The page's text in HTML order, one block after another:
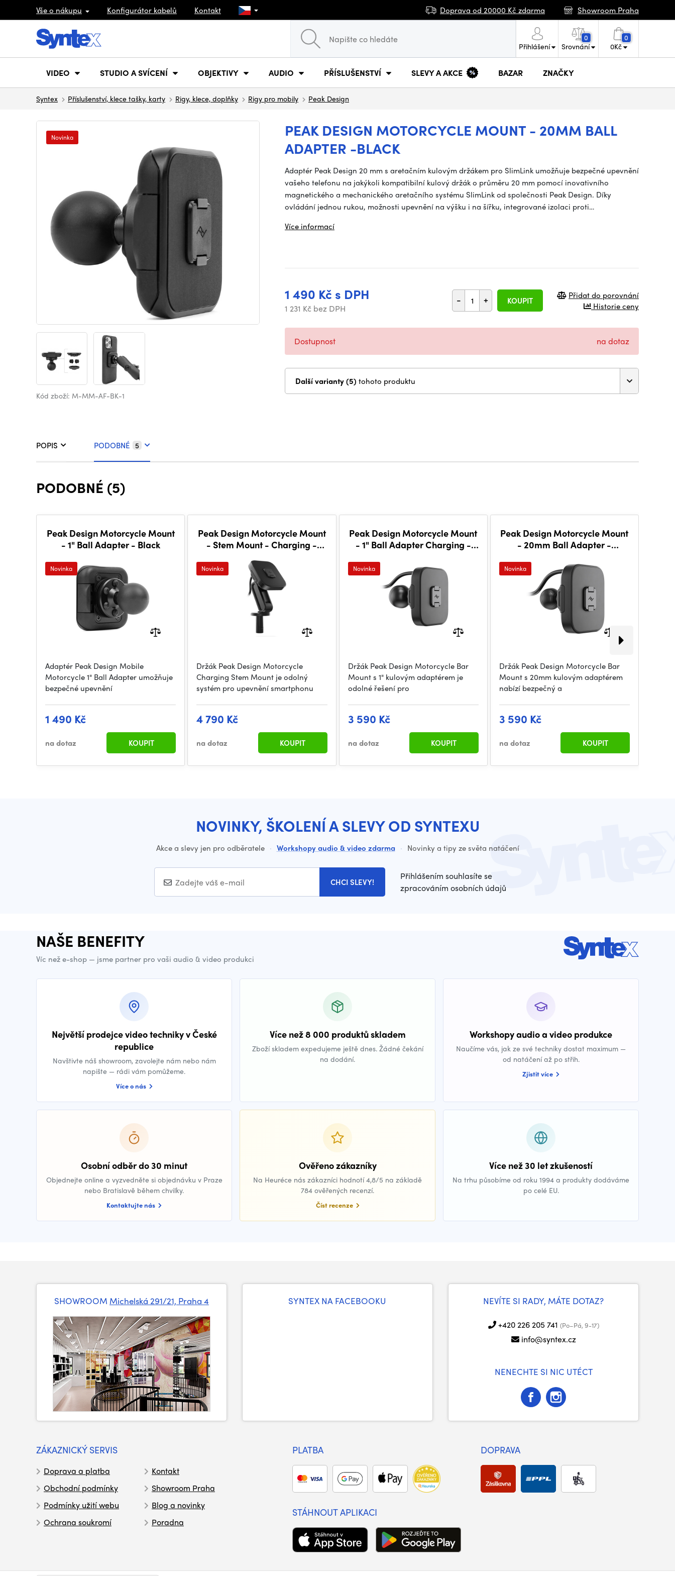
Vše o nákupu Konfigurátor kabelů Kontakt Doprava od 20000 Kč zdarma Showroom Praha
Přihlášení
0
Srovnání
0
0Kč
VIDEO STUDIO A SVÍCENÍ OBJEKTIVY AUDIO PŘÍSLUŠENSTVÍ SLEVY A AKCE BAZAR ZNAČKY
Syntex Příslušenství, klece tašky, karty Rigy, klece, doplňky Rigy pro mobily Peak Design
PEAK DESIGN MOTORCYCLE MOUNT - 20MM BALL
ADAPTER -BLACK
Novinka
Kód zboží: M-MM-AF-BK-1
Adaptér Peak Design 20 mm s aretačním kulovým držákem pro SlimLink umožňuje bezpečné upevnění
vašeho telefonu na jakýkoli kompatibilní kulový držák o průměru 20 mm pomocí inovativního
magnetického a mechanického aretačního systému SlimLink od společnosti Peak Design. Díky
ovládání jednou rukou, možnosti upevnění na výšku i na šířku, integrované izolaci proti…
Více informací
1 490 Kč s DPH
1 231 Kč bez DPH
- + KOUPIT
Přidat do porovnání
Historie ceny
Dostupnost na dotaz
Další varianty (5) tohoto produktu
POPIS PODOBNÉ 5
PODOBNÉ (5)
Peak Design Motorcycle Mount
- 1" Ball Adapter - Black
Novinka
Adaptér Peak Design Mobile
Motorcycle 1" Ball Adapter umožňuje
bezpečné upevnění
1 490 Kč
na dotaz KOUPIT
Peak Design Motorcycle Mount
- Stem Mount - Charging -
Novinka
Držák Peak Design Motorcycle
Charging Stem Mount je odolný
systém pro upevnění smartphonu
4 790 Kč
na dotaz KOUPIT
Peak Design Motorcycle Mount
- 1" Ball Adapter Charging -
Novinka
Držák Peak Design Motorcycle Bar
Mount s 1" kulovým adaptérem je
odolné řešení pro
3 590 Kč
na dotaz KOUPIT
Peak Design Motorcycle Mount
- 20mm Ball Adapter -
Novinka
Držák Peak Design Motorcycle Bar
Mount s 20mm kulovým adaptérem
nabízí bezpečný a
3 590 Kč
na dotaz KOUPIT
NOVINKY, ŠKOLENÍ A SLEVY OD SYNTEXU
Akce a slevy jen pro odběratele · Workshopy audio & video zdarma · Novinky a tipy ze světa natáčení
CHCI SLEVY!
Přihlášením souhlasíte se
zpracováním osobních údajů
NAŠE BENEFITY
Víc než e-shop — jsme partner pro vaši audio & video produkci
Největší prodejce video techniky v České
republice
Navštivte náš showroom, zavolejte nám nebo nám
napište — rádi vám pomůžeme.
Více o nás
Více než 8 000 produktů skladem
Zboží skladem expedujeme ještě dnes. Žádné čekání
na dodání.
Workshopy audio a video produkce
Naučíme vás, jak ze své techniky dostat maximum —
od natáčení až po střih.
Zjistit více
Osobní odběr do 30 minut
Objednejte online a vyzvedněte si objednávku v Praze
nebo Bratislavě během chvilky.
Kontaktujte nás
Ověřeno zákazníky
Na Heuréce nás zákazníci hodnotí 4,8/5 na základě
784 ověřených recenzí.
Číst recenze
Více než 30 let zkušeností
Na trhu působíme od roku 1994 a produkty dodáváme
po celé EU.
SHOWROOM Michelská 291/21, Praha 4 SYNTEX NA FACEBOOKU NEVÍTE SI RADY, MÁTE DOTAZ?
+420 226 205 741 (Po–Pá, 9-17)
info@syntex.cz
NENECHTE SI NIC UTÉCT
ZÁKAZNICKÝ SERVIS
Doprava a platba
Obchodní podmínky
Podmínky užití webu
Ochrana soukromí
Kontakt
Showroom Praha
Blog a novinky
Poradna
PLATBA DOPRAVA
STÁHNOUT APLIKACI